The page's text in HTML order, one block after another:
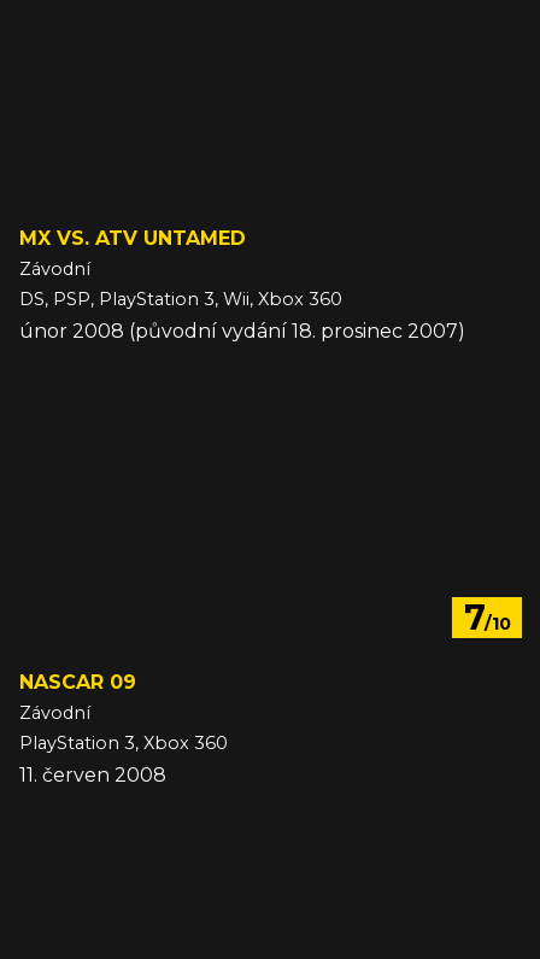
MX VS. ATV UNTAMED
Závodní
DS, PSP, PlayStation 3, Wii, Xbox 360
únor 2008 (původní vydání 18. prosinec 2007)
7/10
NASCAR 09
Závodní
PlayStation 3, Xbox 360
11. červen 2008